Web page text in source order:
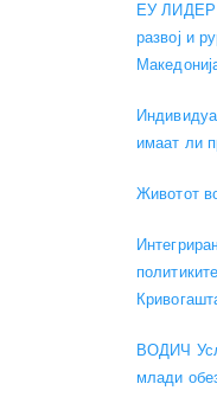
ЕУ ЛИДЕР
развој и
имаат ли
Животот
ВОДИЧ
млади